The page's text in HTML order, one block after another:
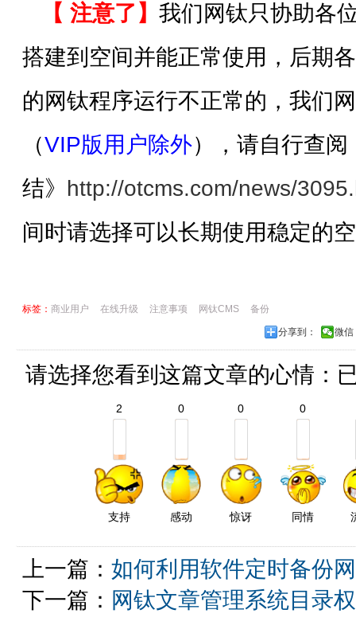
【 注意了】 我们网钛只协助各
搭建到空间并能正常使用，后期
的网钛程序运行不正常的，我们
（VIP版用户除外），请自行查
结》 http://otcms.com/news/
间时请选择可以长期使用稳定的
标签： 商业用户 在线升级 注意事项 网钛CMS 备份
分享到： 微信
请选择您看到这篇文章的心情：
2
支持
0
感动
0
惊讶
0
同情
上一篇： 如何利用软件定时备份
下一篇： 网钛文章管理系统目录